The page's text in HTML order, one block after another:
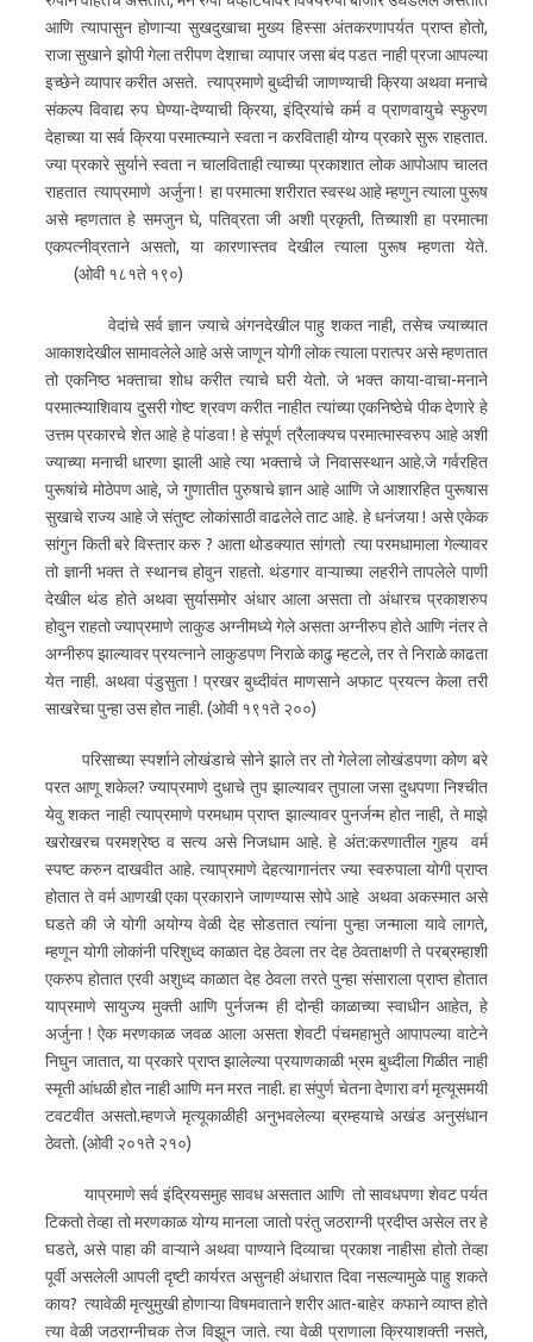
आणि त्यापासुन होणाऱ्या सुखदुखाचा मुख्य हिस्सा अंतकरणापर्यत प्राप्त होतो,
राजा सुखाने झोपी गेला तरीपण देशाचा व्यापार जसा बंद पडत ‍नाही प्रजा आपल्या
इच्छेने व्यापार करीत असते. त्याप्रमाणे बुध्दीची जाणण्याची क्रिया अथवा मनाचे
संकल्प विवाद्य रुप घेण्या-देण्याची क्रिया, इंद्रियांचे कर्म व प्राणवायुचे स्फुरण
देहाच्या या सर्व क्रिया परमात्म्याने स्वता न करविताही योग्य प्रकारे सुरू राहतात.
ज्या प्रकारे सुर्याने स्वता न चालविताही ‍त्याच्या प्रकाशात लोक आपोआप चालत
राहतात त्याप्रमाणे अर्जुना ! हा परमात्मा शरीरात स्वस्थ आहे म्हणुन त्याला पुरूष
असे म्हणतात हे समजुन घे, पतिव्रता जी अशी प्रकृती, तिच्याशी हा परमात्मा
एकपत्नीव्रताने असतो, या कारणास्तव देखील त्याला पुरूष म्हणता येते.
(ओवी १८१ते १९०)
वेदांचे सर्व ज्ञान ज्याचे अंगनदेखील पाहु शकत नाही, तसेच ज्याच्यात
आकाशदेखील सामावलेले आहे असे जाणून योगी लोक त्याला परात्पर असे म्हणतात
तो एकनिष्ठ भक्ताचा शोध करीत त्याचे घरी येतो. जे भक्त काया-वाचा-मनाने
परमात्म्याशिवाय दुसरी गोष्ट श्रवण करीत नाहीत त्यांच्या एकनिष्ठेचे पीक देणारे हे
उत्तम प्रकारचे शेत आहे हे पांडवा ! हे संपूर्ण त्रैलाक्यच परमात्मास्वरुप आहे अशी
ज्याच्या मनाची धारणा झाली आहे त्या भक्ताचे जे निवासस्थान आहे.जे गर्वरहित
पुरूषांचे मोठेपण आहे, जे गुणातीत पुरुषाचे ज्ञान आहे आणि जे आशारहित पुरूषास
सुखाचे राज्य आहे जे संतुष्ट लोकांसाठी वाढलेले ताट आहे. हे धनंजया ! असे एकेक
सांगुन किती बरे विस्तार करु ? आता थोडक्यात सांगतो त्या परमधामाला गेल्यावर
तो ज्ञानी भक्त ते स्थानच होवुन राहतो. थंडगार वाऱ्याच्या लहरीने तापलेले पाणी
देखील थंड होते अथवा सुर्यासमोर अंधार आला असता तो अंधारच प्रकाशरुप
होवुन राहतो ज्याप्रमाणे लाकुड अग्नीमध्ये गेले असता अग्नीरुप होते आणि नंतर ते
अग्नीरुप झाल्यावर प्रयत्नाने लाकुडपण निराळे काढु म्हटले, तर ते निराळे काढता
येत नाही. अथवा पंडुसुता ! प्रखर बुध्दीवंत माणसाने अफाट प्रयत्न केला तरी
साखरेचा पुन्हा उस होत नाही. (ओवी १९१ते २००)
परिसाच्या स्पर्शाने लोखंडाचे सोने झाले तर तो गेलेला लोखंडपणा कोण बरे
परत आणू शकेल? ज्याप्रमाणे दुधाचे तुप झाल्यावर तुपाला जसा दुधपणा निश्चीत
येवु शकत नाही त्याप्रमाणे परमधाम प्राप्त झाल्यावर पुनर्जन्म होत नाही, ते माझे
खरोखरच परमश्रेष्ठ व सत्य असे निजधाम आहे. हे अंत:‍करणातील गुहय वर्म
स्पष्ट करुन दाखवीत आहे. त्याप्रमाणे देहत्यागानंतर ज्या स्वरुपाला योगी प्राप्त
होतात ते वर्म आणखी एका प्रकाराने जाणण्यास सोपे आहे अथवा अकस्मात असे
घडते की जे योगी अयोग्य वेळी देह सोडतात त्यांना पुन्हा जन्माला यावे लागते,
म्हणून योगी लोकांनी परिशुध्द काळात देह ठेवला तर देह ठेवताक्षणी ते परब्रम्हाशी
एकरुप होतात एरवी अशुध्द काळात देह ठेवला तरते पुन्हा संसाराला प्राप्त होतात
याप्रमाणे सायुज्य मुक्ती आणि पुर्नजन्म ही दोन्ही काळाच्या स्वाधीन आहेत, हे
अर्जुना ! ऐक मरणकाळ जवळ आला असता शेवटी पंचमहाभुते आपापल्या वाटेने
निघुन जातात, या प्रकारे प्राप्त झालेल्या प्रयाणकाळी भ्रम बुध्दीला गिळीत नाही
स्मृती आंधळी होत नाही आणि मन मरत नाही. हा संपुर्ण चेतना देणारा वर्ग मृत्यूसमयी
टवटवीत असतो.म्हणजे मृत्यूकाळीही अनुभवलेल्या ब्रम्हयाचे अखंड अनुसंधान
ठेवतो. (ओवी २०१ते २१०)
याप्रमाणे सर्व इंद्रियसमुह सावध असतात आणि तो सावधपणा शेवट पर्यत
टिकतो तेव्हा तो मरणकाळ योग्य मानला जातो परंतु जठराग्नी प्रदीप्त असेल तर हे
घडते, असे पाहा की वाऱ्याने अथवा पाण्याने दिव्याचा प्रकाश नाहीसा होतो तेव्हा
पूर्वी असलेली आपली दृष्टी कार्यरत असुनही अंधारात दिवा नसल्यामुळे पाहु शकते
काय? त्यावेळी मृत्युमुखी होणाऱ्या विषमवाताने शरीर आत-बाहेर कफाने व्याप्त होते
त्या वेळी जठराग्नीचक तेज विझून जाते. त्या वेळी प्राणाला क्रियाशक्ती नसते,